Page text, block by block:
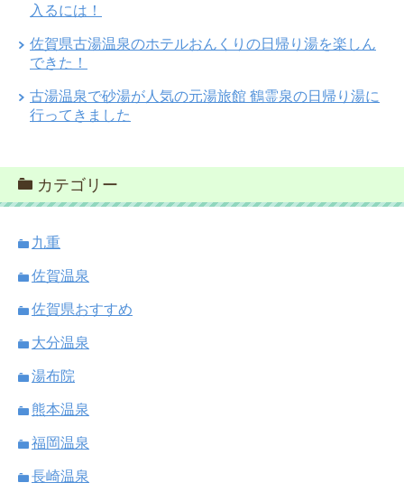
入るには！
佐賀県古湯温泉のホテルおんくりの日帰り湯を楽しん
できた！
古湯温泉で砂湯が人気の元湯旅館 鶴霊泉の日帰り湯に
行ってきました
カテゴリー
九重
佐賀温泉
佐賀県おすすめ
大分温泉
湯布院
熊本温泉
福岡温泉
長崎温泉